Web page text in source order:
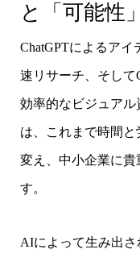
と「可能性
ChatGPTによるアイ
速リサーチ、そして
効率的なビジュア
は、これまで時間
変え、中小企業に貴
す。
AIによって生み出さ